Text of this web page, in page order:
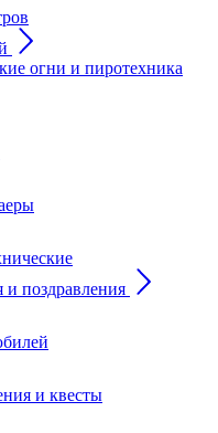
огни и пиротехника
поздравления
и квесты